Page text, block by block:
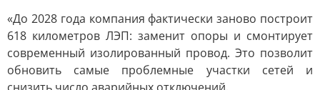
«До 2028 года компания фактически заново построит
618 километров ЛЭП: заменит опоры и смонтирует
современный изолированный провод. Это позволит
обновить самые проблемные участки сетей и